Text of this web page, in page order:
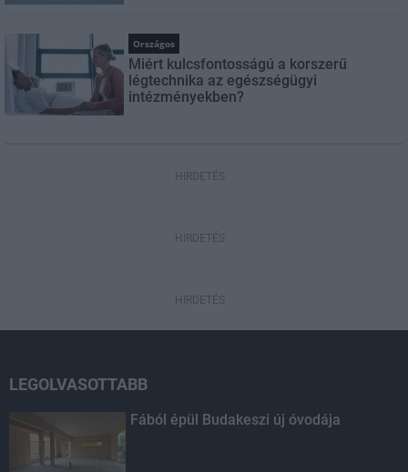
Országos
Miért kulcsfontosságú a korszerű
légtechnika az egészségügyi
intézményekben?
HIRDETÉS
HIRDETÉS
HIRDETÉS
LEGOLVASOTTABB
Fából épül Budakeszi új óvodája